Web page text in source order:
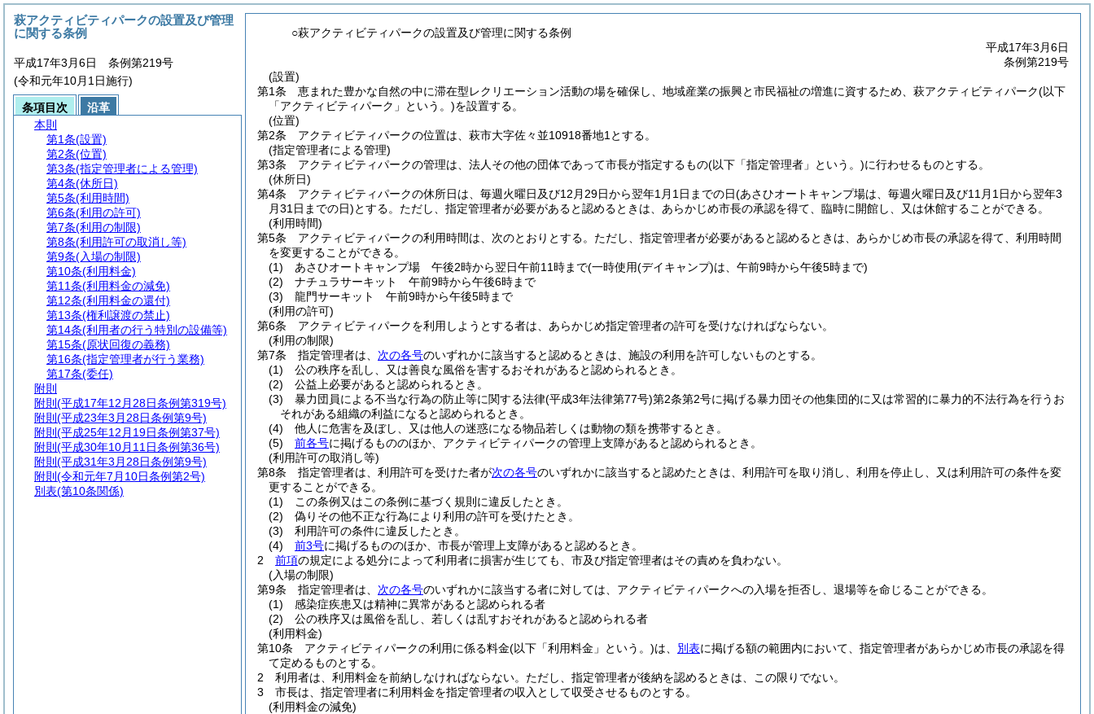
○萩アクティビティパークの設置及び管理に関する条例
平成17年3月6日
条例第219号
(設置)
第1条
恵まれた豊かな自然の中に滞在型レクリエーション活動の場を確保し、地域産業の振興と市民福祉の増進に資するため、萩アクティビティパーク(以下
「アクティビティパーク」という。)を設置する。
(位置)
第2条
アクティビティパークの位置は、萩市大字佐々並10918番地1とする。
(指定管理者による管理)
第3条
アクティビティパークの管理は、法人その他の団体であって市長が指定するもの(以下「指定管理者」という。)に行わせるものとする。
(休所日)
第4条
アクティビティパークの休所日は、毎週火曜日及び12月29日から翌年1月1日までの日(あさひオートキャンプ場は、毎週火曜日及び11月1日から翌年3
月31日までの日)とする。 ただし、指定管理者が必要があると認めるときは、あらかじめ市長の承認を得て、臨時に開館し、又は休館することができる。
(利用時間)
第5条
アクティビティパークの利用時間は、次のとおりとする。 ただし、指定管理者が必要があると認めるときは、あらかじめ市長の承認を得て、利用時間
を変更することができる。
(1)
あさひオートキャンプ場 午後2時から翌日午前11時まで(一時使用(デイキャンプ)は、午前9時から午後5時まで)
(2)
ナチュラサーキット 午前9時から午後6時まで
(3)
龍門サーキット 午前9時から午後5時まで
(利用の許可)
第6条
アクティビティパークを利用しようとする者は、あらかじめ指定管理者の許可を受けなければならない。
(利用の制限)
第7条
指定管理者は、 次の各号のいずれかに該当すると認めるときは、施設の利用を許可しないものとする。
(1)
公の秩序を乱し、又は善良な風俗を害するおそれがあると認められるとき。
(2)
公益上必要があると認められるとき。
(3)
暴力団員による不当な行為の防止等に関する法律(平成3年法律第77号)第2条第2号に掲げる暴力団その他集団的に又は常習的に暴力的不法行為を行うお
それがある組織の利益になると認められるとき。
(4)
他人に危害を及ぼし、又は他人の迷惑になる物品若しくは動物の類を携帯するとき。
(5)
前各号に掲げるもののほか、アクティビティパークの管理上支障があると認められるとき。
(利用許可の取消し等)
第8条
指定管理者は、利用許可を受けた者が次の各号のいずれかに該当すると認めたときは、利用許可を取り消し、利用を停止し、又は利用許可の条件を変
更することができる。
(1)
この条例又はこの条例に基づく規則に違反したとき。
(2)
偽りその他不正な行為により利用の許可を受けたとき。
(3)
利用許可の条件に違反したとき。
(4)
前3号に掲げるもののほか、市長が管理上支障があると認めるとき。
2
前項の規定による処分によって利用者に損害が生じても、市及び指定管理者はその責めを負わない。
(入場の制限)
第9条
指定管理者は、 次の各号のいずれかに該当する者に対しては、アクティビティパークへの入場を拒否し、退場等を命じることができる。
(1)
感染症疾患又は精神に異常があると認められる者
(2)
公の秩序又は風俗を乱し、若しくは乱すおそれがあると認められる者
(利用料金)
第10条
アクティビティパークの利用に係る料金(以下「利用料金」という。)は、 別表に掲げる額の範囲内において、指定管理者があらかじめ市長の承認を得
て定めるものとする。
2
利用者は、利用料金を前納しなければならない。 ただし、指定管理者が後納を認めるときは、この限りでない。
3
市長は、指定管理者に利用料金を指定管理者の収入として収受させるものとする。
(利用料金の減免)
萩アクティビティパークの設置及び管理
に関する条例
平成17年3月6日 条例第219号
(令和元年10月1日施行)
条項目次
沿革
本則
第1条(設置)
第2条(位置)
第3条(指定管理者による管理)
第4条(休所日)
第5条(利用時間)
第6条(利用の許可)
第7条(利用の制限)
第8条(利用許可の取消し等)
第9条(入場の制限)
第10条(利用料金)
第11条(利用料金の減免)
第12条(利用料金の還付)
第13条(権利譲渡の禁止)
第14条(利用者の行う特別の設備等)
第15条(原状回復の義務)
第16条(指定管理者が行う業務)
第17条(委任)
附則
附則 (平成17年12月28日条例第319号)
附則 (平成23年3月28日条例第9号)
附則 (平成25年12月19日条例第37号)
附則 (平成30年10月11日条例第36号)
附則 (平成31年3月28日条例第9号)
附則 (令和元年7月10日条例第2号)
別表(第10条関係)